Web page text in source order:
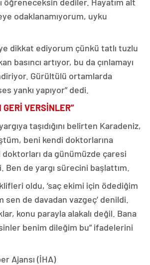
odaklanamıyorum, uyku
dikkat ediyorum çünkü tatlı tuzlu
basıncı artıyor, bu da çınlamayı
Gürültülü ortamlarda
yankı yapıyor” dedi.
VERSİNLER”
taşıdığını belirten Karadeniz,
beni kendi doktorlarına
da günümüzde çaresi
Ben de yargı sürecini başlattım.
oldu, ‘saç ekimi için ödediğim
de davadan vazgeç’ denildi.
konu parayla alakalı değil. Bana
benim dileğim bu” ifadelerini
Ajansı (İHA)